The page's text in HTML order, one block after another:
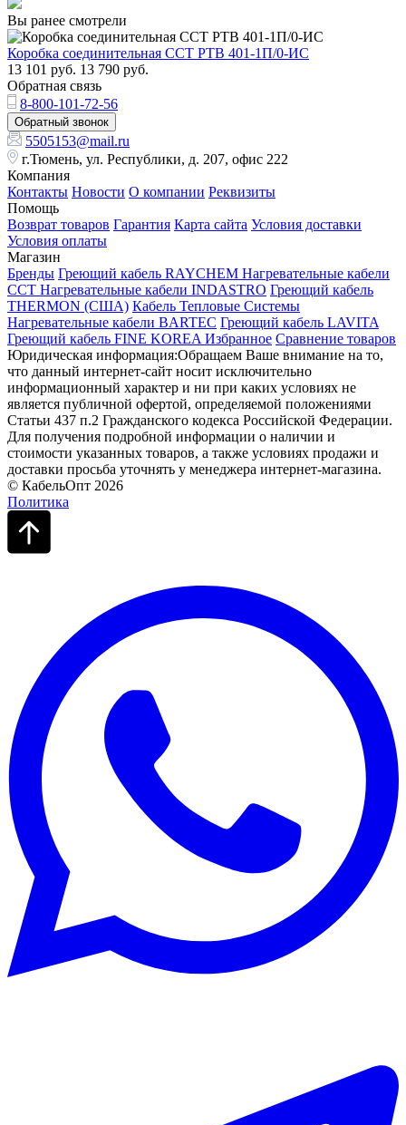
Вы ранее смотрели
Коробка соединительная ССТ РТВ 401-1П/0-ИС
13 101 руб. 13 790 руб.
Обратная связь
8-800-101-72-56
Обратный звонок
5505153@mail.ru
г.Тюмень, ул. Республики, д. 207, офис 222
Компания
Контакты Новости О компании Реквизиты
Помощь
Возврат товаров Гарантия Карта сайта Условия доставки
Условия оплаты
Магазин
Бренды Греющий кабель RAYCHEM Нагревательные кабели
ССТ Нагревательные кабели INDASTRO Греющий кабель
THERMON (США) Кабель Тепловые Системы
Нагревательные кабели BARTEC Греющий кабель LAVITA
Греющий кабель FINE KOREA Избранное Сравнение товаров
Юридическая информация:Обращаем Ваше внимание на то,
что данный интернет-сайт носит исключительно
информационный характер и ни при каких условиях не
является публичной офертой, определяемой положениями
Статьи 437 п.2 Гражданского кодекса Российской Федерации.
Для получения подробной информации о наличии и
стоимости указанных товаров, а также условиях продажи и
доставки просьба уточнять у менеджера интернет-магазина.
© КабельОпт 2026
Политика